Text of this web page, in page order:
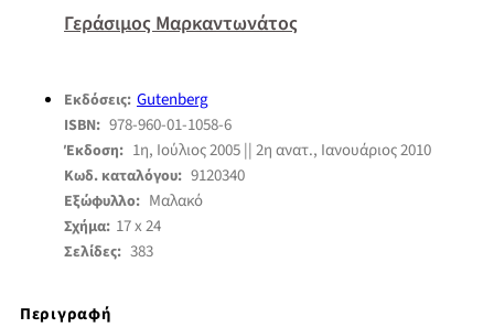
Γεράσιμος Μαρκαντωνάτος
Εκδόσεις: Gutenberg
ISBN: 978-960-01-1058-6
Έκδοση: 1η, Ιούλιος 2005 || 2η ανατ., Ιανουάριος 2010
Κωδ. καταλόγου: 9120340
Εξώφυλλο: Μαλακό
Σχήμα: 17 x 24
Σελίδες: 383
Περιγραφή